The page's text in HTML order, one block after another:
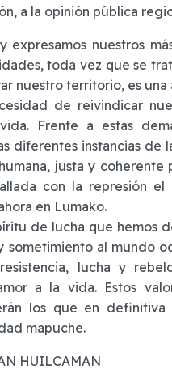
a la opinión pública
expresamos nuestros
toda vez que se
nuestro territorio, es
de reivindicar
Frente a estas
diferentes instancias
justa y
con la represión
en Lumako.
de lucha que hemos
sometimiento al mundo
lucha y
a la vida. Estos
los que en
mapuche.
HUILCAMAN